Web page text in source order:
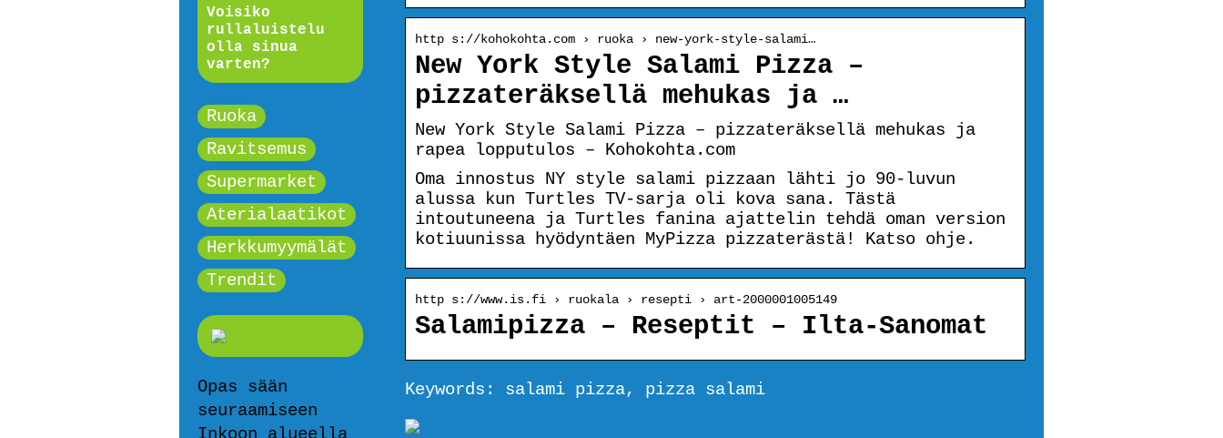
http s://kohokohta.com › ruoka › new-york-style-salami…
New York Style Salami Pizza –
pizzateräksellä mehukas ja …
New York Style Salami Pizza – pizzateräksellä mehukas ja
rapea lopputulos – Kohokohta.com
Oma innostus NY style salami pizzaan lähti jo 90-luvun
alussa kun Turtles TV-sarja oli kova sana. Tästä
intoutuneena ja Turtles fanina ajattelin tehdä oman version
kotiuunissa hyödyntäen MyPizza pizzaterästä! Katso ohje.
http s://www.is.fi › ruokala › resepti › art-2000001005149
Salamipizza – Reseptit – Ilta-Sanomat
Keywords: salami pizza, pizza salami
Voisiko
rullaluistelu
olla sinua
varten?
Ruoka
Ravitsemus
Supermarket
Aterialaatikot
Herkkumyymälät
Trendit
Opas sään
seuraamiseen
Inkoon alueella